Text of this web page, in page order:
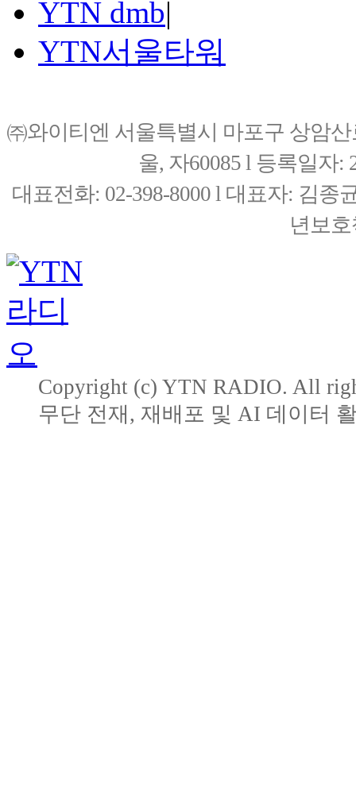
YTN dmb|
YTN서울타워
㈜와이티엔 서울특별시 마포구 상암
울, 자60085 l 등록일자:
대표전화: 02-398-8000 l 대표자: 김종
년보
Copyright (c) YTN RADIO. All
무단 전재, 재배포 및 AI 데이터